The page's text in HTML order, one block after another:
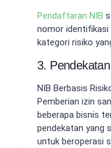
Pendaftaran NIB
nomor identifikasi
kategori risiko
3.
NIB Berbasis
Pemberian izin
beberapa bisnis
pendekatan yang
untuk beroperasi